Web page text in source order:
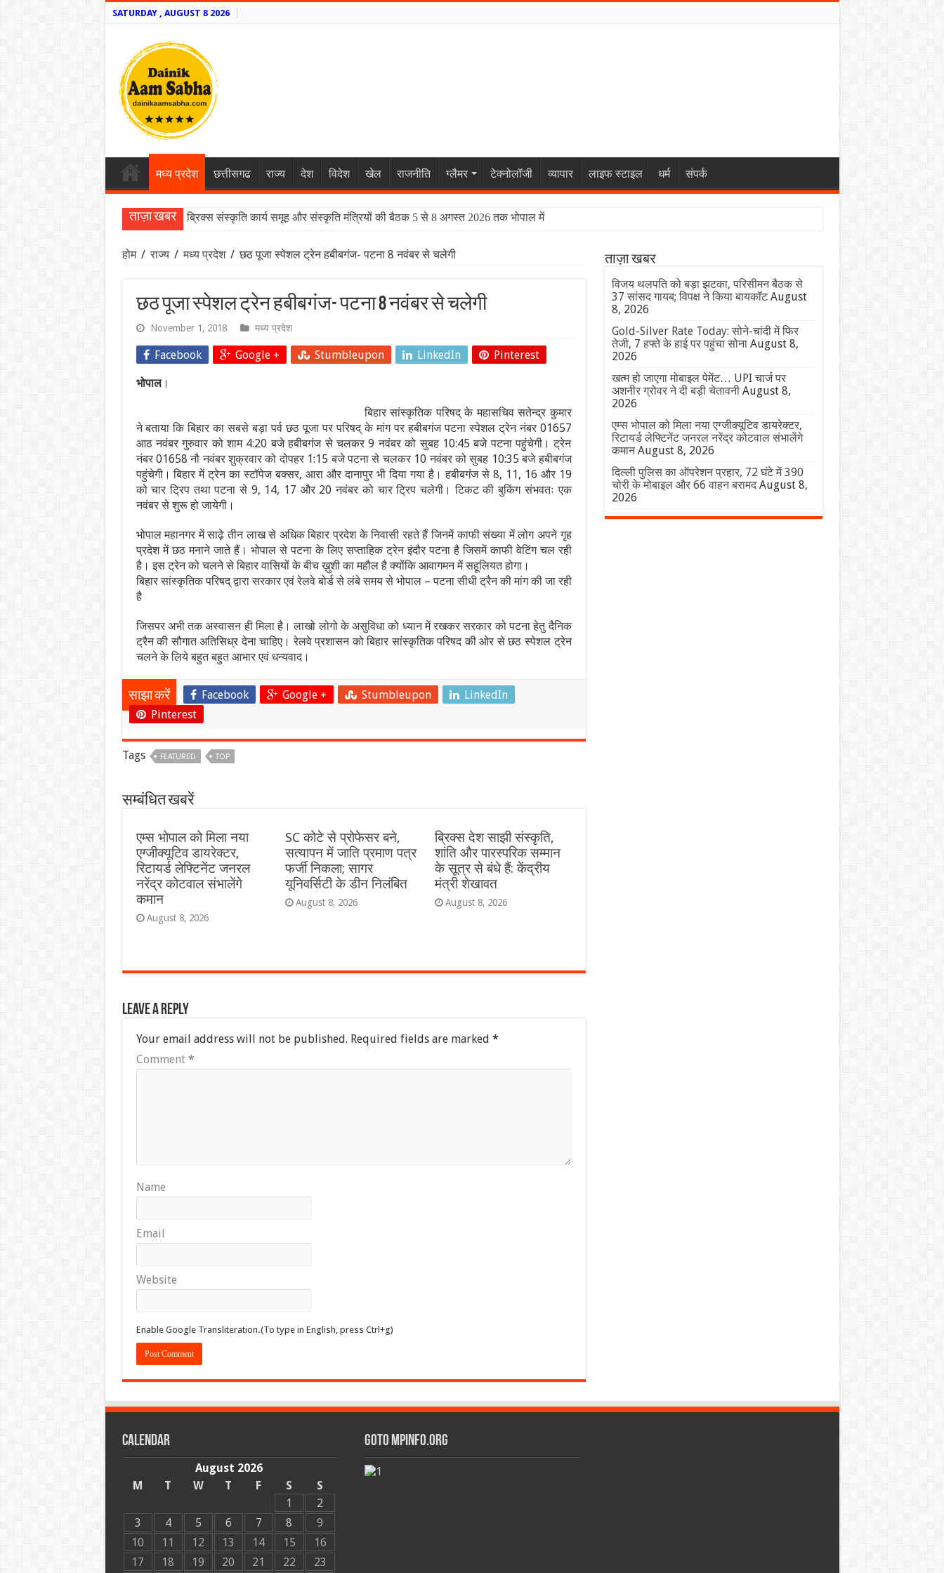
SATURDAY , AUGUST 8 2026
मध्य प्रदेश छत्तीसगढ राज्य देश विदेश खेल राजनीति ग्लैमर टेक्नोलॉजी व्यापार लाइफ स्टाइल धर्म संपर्क
ताज़ा खबर ब्रिक्स संस्कृति कार्य समूह और संस्कृति मंत्रियों की बैठक 5 से 8 अगस्त 2026 तक भोपाल में
होम / राज्य / मध्य प्रदेश / छठ पूजा स्पेशल ट्रेन हबीबगंज- पटना 8 नवंबर से चलेगी
छठ पूजा स्पेशल ट्रेन हबीबगंज- पटना 8 नवंबर से चलेगी
November 1, 2018 मध्य प्रदेश
Facebook Google + Stumbleupon LinkedIn Pinterest
भोपाल।
बिहार सांस्कृतिक परिषद् के महासचिव सतेन्द्र कुमार
ने बताया कि बिहार का सबसे बड़ा पर्व छठ पूजा पर परिषद् के मांग पर हबीबगंज पटना स्पेशल ट्रेन नंबर 01657
आठ नवंबर गुरुवार को शाम 4:20 बजे हबीबगंज से चलकर 9 नवंबर को सुबह 10:45 बजे पटना पहुंचेगी। ट्रेन
नंबर 01658 नौ नवंबर शुक्रवार को दोपहर 1:15 बजे पटना से चलकर 10 नवंबर को सुबह 10:35 बजे हबीबगंज
पहुंचेगी। बिहार में ट्रेन का स्टॉपेज बक्सर, आरा और दानापुर भी दिया गया है। हबीबगंज से 8, 11, 16 और 19
को चार ट्रिप तथा पटना से 9, 14, 17 और 20 नवंबर को चार ट्रिप चलेगी। टिकट की बुकिंग संभवतः एक
नवंबर से शुरू हो जायेगी।
भोपाल महानगर में साढ़े तीन लाख से अधिक बिहार प्रदेश के निवासी रहते हैं जिनमें काफी संख्या में लोग अपने गृह
प्रदेश में छठ मनाने जाते हैं। भोपाल से पटना के लिए सप्ताहिक ट्रेन इंदौर पटना है जिसमें काफी वेटिंग चल रही
है। इस ट्रेन को चलने से बिहार वासियों के बीच ख़ुशी का महौल है क्योंकि आवागमन में सहूलियत होगा।
बिहार सांस्कृतिक परिषद् द्वारा सरकार एवं रेलवे बोर्ड से लंबे समय से भोपाल – पटना सीधी ट्रैन की मांग की जा रही
है
जिसपर अभी तक अस्वासन ही मिला है। लाखो लोगो के असुविधा को ध्यान में रखकर सरकार को पटना हेतु दैनिक
ट्रैन की सौगात अतिसिध्र देना चाहिए। रेलवे प्रशासन को बिहार सांस्कृतिक परिषद की ओर से छठ स्पेशल ट्रेन
चलने के लिये बहुत बहुत आभार एवं धन्यवाद।
साझा करें Facebook Google + Stumbleupon
LinkedIn
Pinterest
Tags FEATURED TOP
सम्बंधित खबरें
एम्स भोपाल को मिला नया
एग्जीक्यूटिव डायरेक्टर,
रिटायर्ड लेफ्टिनेंट जनरल
नरेंद्र कोटवाल संभालेंगे
कमान
August 8, 2026
SC कोटे से प्रोफेसर बने,
सत्यापन में जाति प्रमाण पत्र
फर्जी निकला; सागर
यूनिवर्सिटी के डीन निलंबित
August 8, 2026
ब्रिक्स देश साझी संस्कृति,
शांति और पारस्परिक सम्मान
के सूत्र से बंधे हैं: केंद्रीय
मंत्री शेखावत
August 8, 2026
Leave a Reply
Your email address will not be published. Required fields are marked *
Comment *
Name
Email
Website
Enable Google Transliteration.(To type in English, press Ctrl+g)
ताज़ा खबर
विजय थलपति को बड़ा झटका, परिसीमन बैठक से
37 सांसद गायब; विपक्ष ने किया बायकॉट August
8, 2026
Gold-Silver Rate Today: सोने-चांदी में फिर
तेजी, 7 हफ्ते के हाई पर पहुंचा सोना August 8,
2026
खत्म हो जाएगा मोबाइल पेमेंट… UPI चार्ज पर
अशनीर ग्रोवर ने दी बड़ी चेतावनी August 8,
2026
एम्स भोपाल को मिला नया एग्जीक्यूटिव डायरेक्टर,
रिटायर्ड लेफ्टिनेंट जनरल नरेंद्र कोटवाल संभालेंगे
कमान August 8, 2026
दिल्ली पुलिस का ऑपरेशन प्रहार, 72 घंटे में 390
चोरी के मोबाइल और 66 वाहन बरामद August 8,
2026
Calendar
August 2026
M
T W T F S
S
1
2
3
4 5 6 7 8
9
10
11 12 13 14 15
16
17
18 19 20 21 22 23
GOTO MPINFO.ORG